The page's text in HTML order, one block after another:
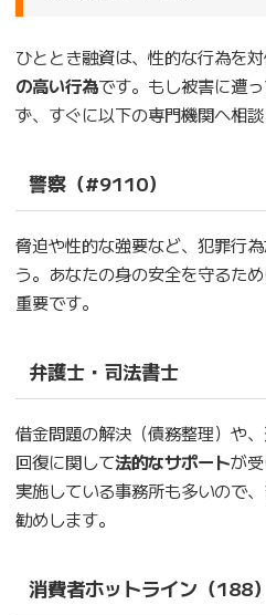
ひととき融資は、性的な行為を対
の高い行為です。もし被害に遭
ず、すぐに以下の専門機関へ相談
警察（#9110）
脅迫や性的な強要など、犯罪行
う。あなたの身の安全を守るた
重要です。
弁護士・司法書士
借金問題の解決（債務整理）や
回復に関して法的なサポートが
実施している事務所も多いので
勧めします。
消費者ホットライン（188）